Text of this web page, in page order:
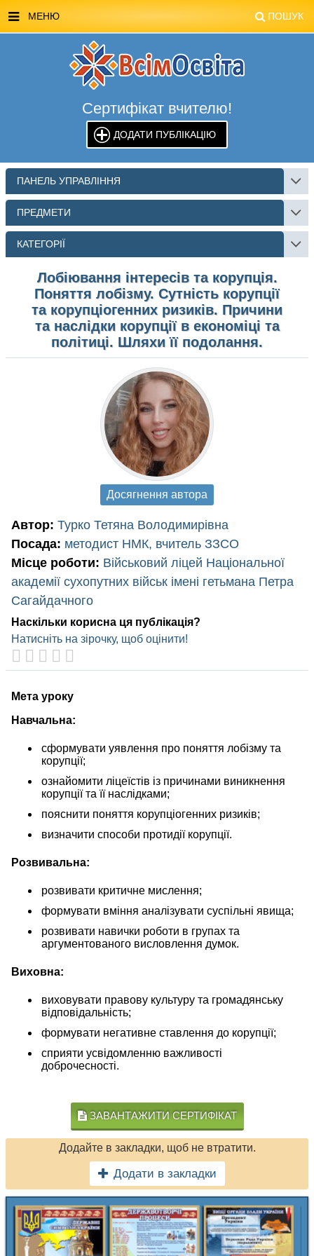
МЕНЮ ПОШУК
МАГАЗИН ВСІМОСВІТА
СТЕНДИ ВСІМОСВІТА
РЕКЛАМА НА САЙТІ
КОНТАКТИ
ПОШУК
Сертифікат вчителю!
ДОДАТИ ПУБЛІКАЦІЮ
ПАНЕЛЬ УПРАВЛІННЯ
ПРЕДМЕТИ
КАТЕГОРІЇ
Лобіювання інтересів та корупція.
Поняття лобізму. Сутність корупції
та корупціогенних ризиків. Причини
та наслідки корупції в економіці та
політиці. Шляхи її подолання.
Автор: Турко Тетяна Володимирівна
Посада: методист НМК, вчитель ЗЗСО
Місце роботи: Військовий ліцей Національної
академії сухопутних військ імені гетьмана Петра
Сагайдачного
Наскільки корисна ця публікація?
Натисніть на зірочку, щоб оцінити!
Досягнення автора
Мета уроку
Навчальна:
сформувати уявлення про поняття лобізму та
корупції;
ознайомити ліцеїстів із причинами виникнення
корупції та її наслідками;
пояснити поняття корупціогенних ризиків;
визначити способи протидії корупції.
Розвивальна:
розвивати критичне мислення;
формувати вміння аналізувати суспільні явища;
розвивати навички роботи в групах та
аргументованого висловлення думок.
Виховна:
виховувати правову культуру та громадянську
відповідальність;
формувати негативне ставлення до корупції;
сприяти усвідомленню важливості
доброчесності.
ЗАВАНТАЖИТИ СЕРТИФІКАТ
Додайте в закладки, щоб не втратити.
Додати в закладки